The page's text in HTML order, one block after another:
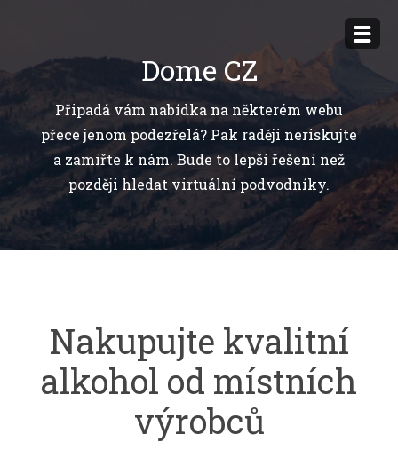
obsahu
Dome CZ
Připadá vám nabídka na některém webu
přece jenom podezřelá? Pak raději neriskujte
a zamiřte k nám. Bude to lepší řešení než
později hledat virtuální podvodníky.
Nakupujte kvalitní
alkohol od místních
výrobců